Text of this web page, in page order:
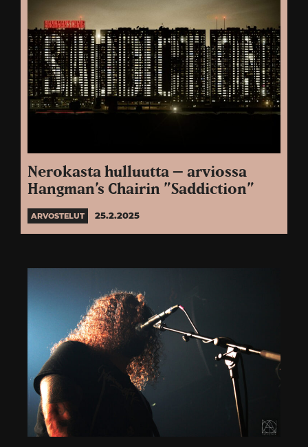
Nerokasta hulluutta – arviossa
Hangman’s Chairin ”Saddiction”
ARVOSTELUT 25.2.2025